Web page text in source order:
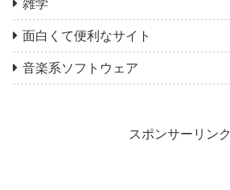
雑学
面白くて便利なサイト
音楽系ソフトウェア
スポンサーリンク